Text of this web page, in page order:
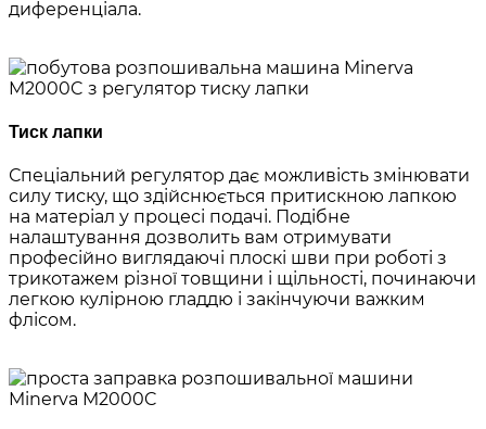
диференціала.
Тиск лапки
Спеціальний регулятор дає можливість змінювати
силу тиску, що здійснюється притискною лапкою
на матеріал у процесі подачі. Подібне
налаштування дозволить вам отримувати
професійно виглядаючі плоскі шви при роботі з
трикотажем різної товщини і щільності, починаючи
легкою кулірною гладдю і закінчуючи важким
флісом.